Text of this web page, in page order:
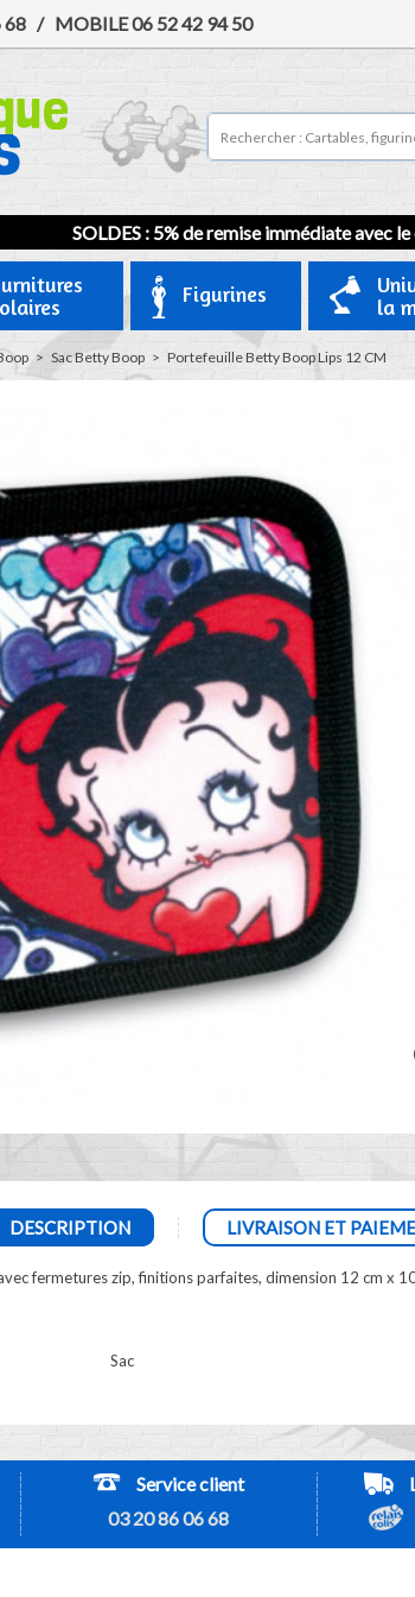
68 / MOBILE06 52 42 94 50
SOLDES : 5% de remise immédiate avec
Figurines
la
> Sac Betty Boop > Portefeuille Betty Boop Lips 12 CM
DESCRIPTION LIVRAISON ET
fermetures zip, finitions parfaites, dimension 12 cm x
Sac
Service client
03 20 86 06 68